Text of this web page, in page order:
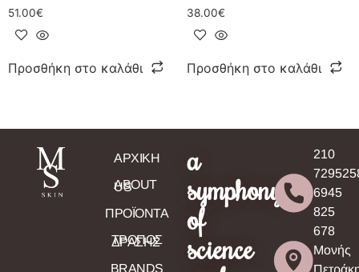
51.00€
Προσθήκη στο καλάθι
38.00€
Προσθήκη στο καλάθι
ΑΡΧΙΚΗ
ABOUT
US
ΠΡΟΪΟΝΤΑ
ΤΡΟΠΟΣ
ΔΡΑΣΗΣ
BRANDS
a
symphony
of
science
210
6945
825
678
Μονής